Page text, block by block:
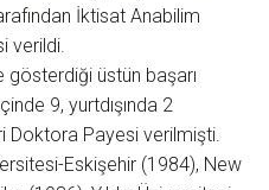
İktisat Anabilim
verildi.
gösterdiği üstün başarı
9, yurtdışında 2
Doktora Payesi verilmişti.
Eskişehir (1984), New